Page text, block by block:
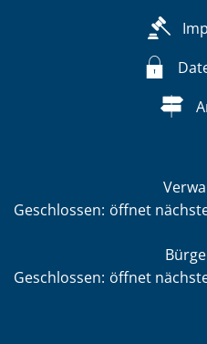
Klicken, um weitere
Geschlossen: öffnet
Klicken, um weitere
Geschlossen: öffnet